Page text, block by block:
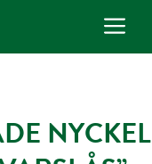
NYCKEL